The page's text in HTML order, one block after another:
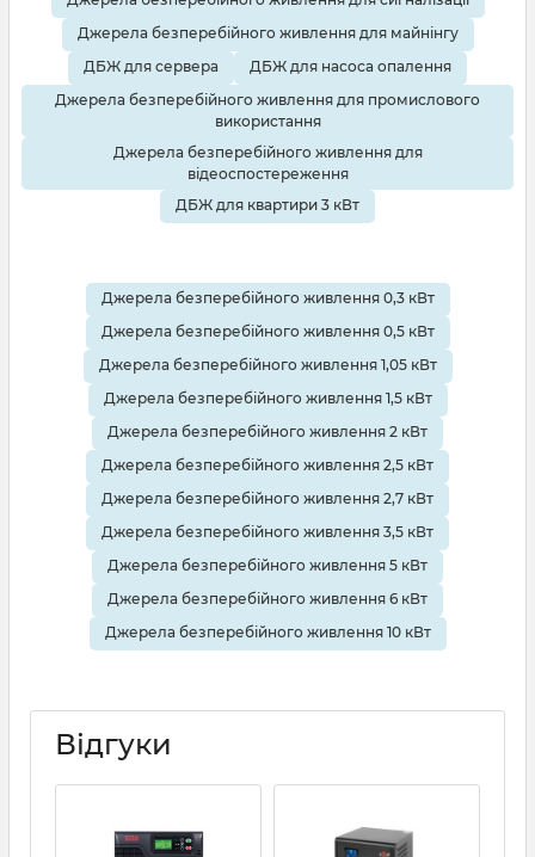
Джерела безперебійного живлення для майнінгу
ДБЖ для сервера
ДБЖ для насоса опалення
Джерела безперебійного живлення для промислового
використання
Джерела безперебійного живлення для
відеоспостереження
ДБЖ для квартири 3 кВт
Джерела безперебійного живлення 0,3 кВт
Джерела безперебійного живлення 0,5 кВт
Джерела безперебійного живлення 1,05 кВт
Джерела безперебійного живлення 1,5 кВт
Джерела безперебійного живлення 2 кВт
Джерела безперебійного живлення 2,5 кВт
Джерела безперебійного живлення 2,7 кВт
Джерела безперебійного живлення 3,5 кВт
Джерела безперебійного живлення 5 кВт
Джерела безперебійного живлення 6 кВт
Джерела безперебійного живлення 10 кВт
Відгуки